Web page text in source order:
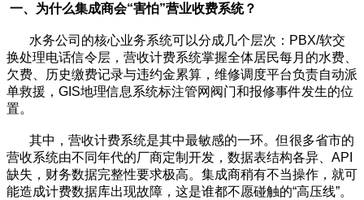
一、为什么集成商会“害怕”营业收费系统？
水务公司的核心业务系统可以分成几个层次：PBX/软交
换处理电话信令层，营收计费系统掌握全体居民每月的水费、
欠费、历史缴费记录与违约金累算，维修调度平台负责自动派
单救援，GIS地理信息系统标注管网阀门和报修事件发生的位
置。
其中，营收计费系统是其中最敏感的一环。但很多省市的
营收系统由不同年代的厂商定制开发，数据表结构各异、API
缺失，财务数据完整性要求极高。集成商稍有不当操作，就可
能造成计费数据库出现故障，这是谁都不愿碰触的“高压线”。